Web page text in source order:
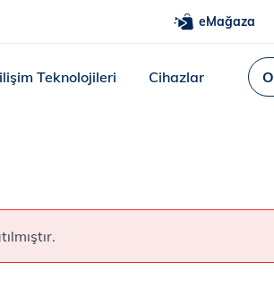
eMağaza
Teknolojileri Cihazlar